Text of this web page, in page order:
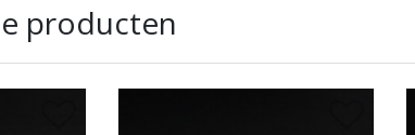
producten